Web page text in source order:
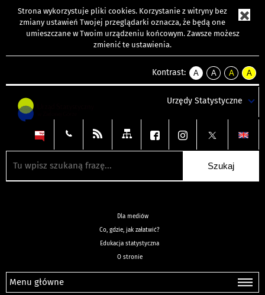
Strona wykorzystuje pliki cookies. Korzystanie z witryny bez
zmiany ustawień Twojej przeglądarki oznacza, że będą one
umieszczane w Twoim urządzeniu końcowym. Zawsze możesz
zmienić te ustawienia.
Kontrast:
A
kontrast
A
kontrast
tekst
czarnym
A
kontrast
tekst
czarnym
A
tekst
żółtym
Urzędy Statystyczne
Dla mediów
Co, gdzie, jak załatwić?
Edukacja statystyczna
O stronie
Menu główne